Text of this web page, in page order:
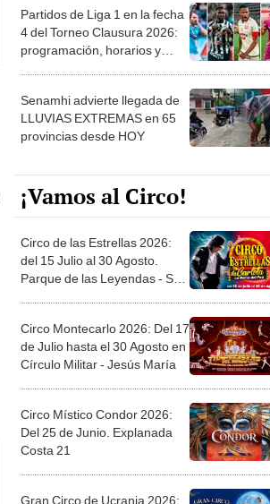
Partidos de Liga 1 en la fecha
4 del Torneo Clausura 2026:
programación, horarios y
Senamhi advierte llegada de
LLUVIAS EXTREMAS en 65
provincias desde HOY
¡Vamos al Circo!
Circo de las Estrellas 2026:
del 15 Julio al 30 Agosto.
Parque de las Leyendas - San
Circo Montecarlo 2026: Del 17
de Julio hasta el 30 Agosto en
Círculo Militar - Jesús María
Circo Místico Condor 2026:
Del 25 de Junio. Explanada
Costa 21
Gran Circo de Ucrania 2026: